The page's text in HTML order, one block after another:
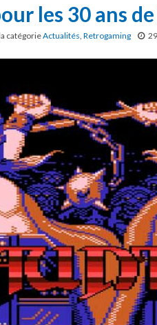
les 30 ans
catégorieActualités Retrogaming